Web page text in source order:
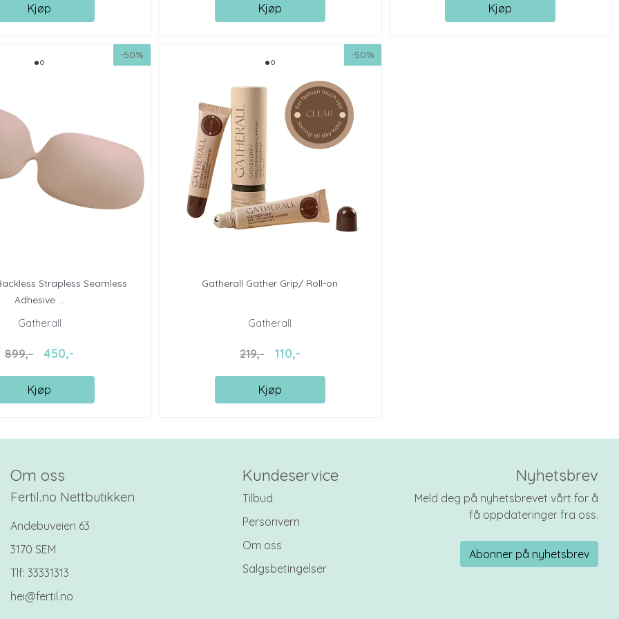
Kjøp Kjøp Kjøp
-50%
Strapless Seamless
Adhesive ...
Gatherall
899,- 450,-
Kjøp
-50%
Gatherall Gather Grip/ Roll-on
Gatherall
219,- 110,-
Kjøp
Om oss
Fertil.no Nettbutikken
Andebuveien 63
3170 SEM
Tlf: 33331313
hei@fertil.no
Kundeservice
Tilbud
Personvern
Om oss
Salgsbetingelser
Nyhetsbrev
Meld deg på nyhetsbrevet vårt for å
få oppdateringer fra oss.
Abonner på nyhetsbrev